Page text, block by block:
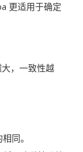
更适用于确定
，一致性越
同。